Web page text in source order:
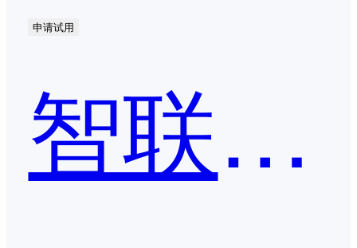
申请试用
智联招聘